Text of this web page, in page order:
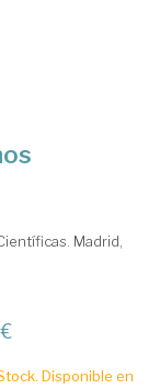
Madrid,
Disponible en